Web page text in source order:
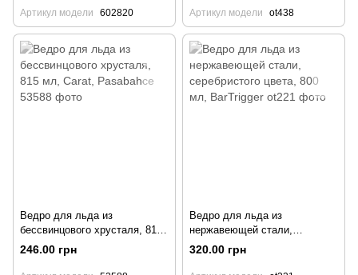
Артикул модели 602820 Артикул модели ot438
Ведро для льда из
бессвинцового хрусталя, 815
мл, Carat, Pasabahce
246.00 грн
Ведро для льда из
нержавеющей стали,
серебристого цвета, 800 мл,
BarTrigger
320.00 грн